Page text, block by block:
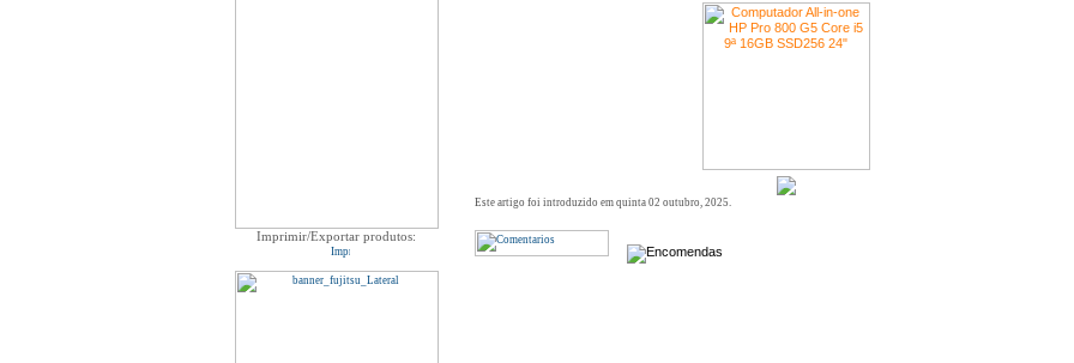
Imprimir/Exportar produtos:
Este artigo foi introduzido em quinta 02 outubro, 2025.